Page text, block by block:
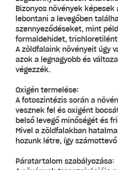
Bizonyos növények képesek
lebontani a levegőben
szennyeződéseket, mint
formaldehidet,
A zöldfalaink növényeit úgy
azok a legnagyobb és
végezzék.
Oxigén termelése:
A fotoszintézis során a
vesznek fel és oxigént
belső levegő minőségét és
Mivel a zöldfalakban
hozunk létre, így
Páratartalom szabályozása: